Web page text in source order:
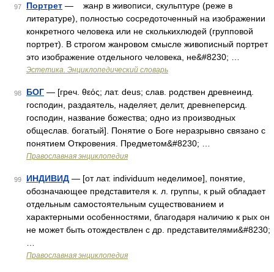
97 Портрет — жанр в живописи, скульптуре (реже в
литературе), полностью сосредоточенный на изображении
конкретного человека или не сколькихлюдей (групповой
портрет). В строгом жанровом смысле живописный портрет
это изображение отдельного человека, не&#8230; …
Эстетика. Энциклопедический словарь
98 БОГ — [греч. θεός; лат. deus; слав. родствен древнеинд.
господин, раздаятель, наделяет, делит, древнеперсид.
господин, название божества; одно из производных
общеслав. богатый]. Понятие о Боге неразрывно связано с
понятием Откровения. Предметом&#8230; …
Православная энциклопедия
99 ИНДИВИД — [от лат. individuum неделимое], понятие,
обозначающее представителя к. л. группы, к рый обладает
отдельным самостоятельным существованием и
характерными особенностями, благодаря наличию к рых он
не может быть отождествлен с др. представителями&#8230;
Православная энциклопедия